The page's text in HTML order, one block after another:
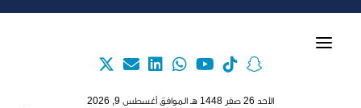
الأحد 26 صفر 1448 هـ الموافق أغسطس 9, 2026